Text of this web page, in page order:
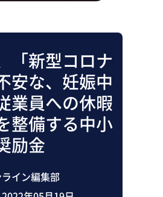
「新型コロナ
安な、妊娠中
業員への休暇
整備する中小
励金
イン編集部